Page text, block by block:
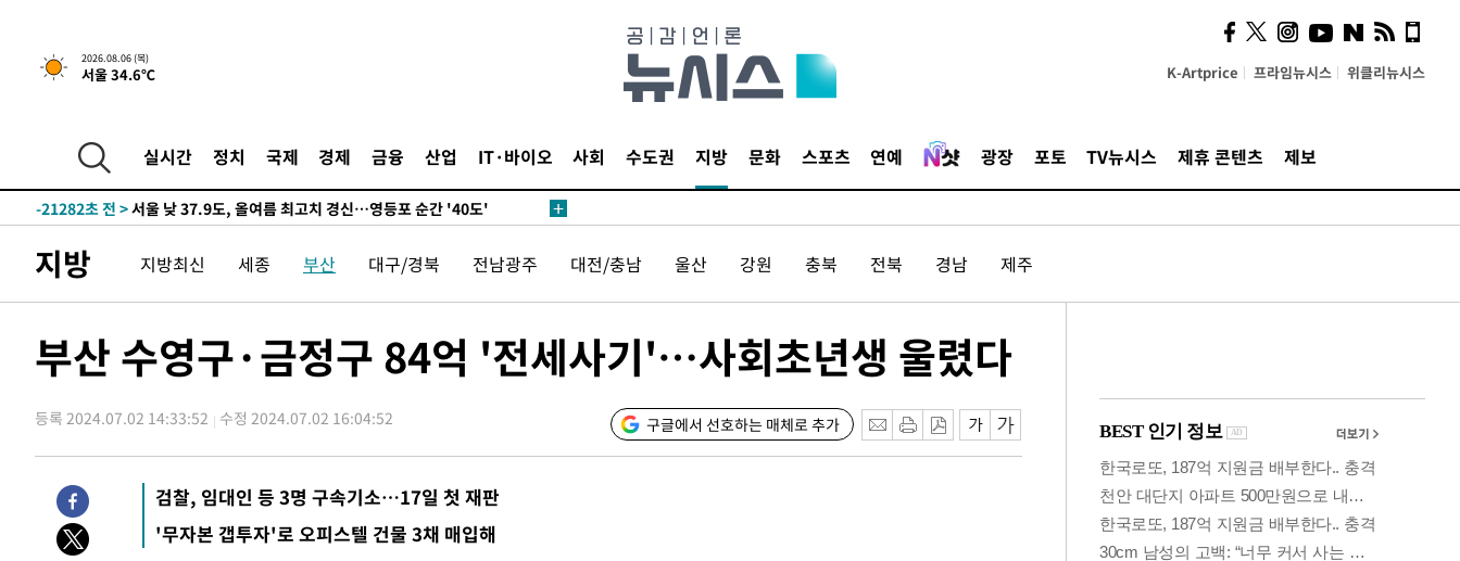
2026.08.06 (목)
서울 34.6℃ K-Artprice 프라임뉴시스 위클리뉴시스
실시간 정치 국제 경제 금융 산업 IT·바이오 사회 수도권 지방 문화 스포츠 연예 광장 포토 TV뉴시스 제휴 콘텐츠 제보
-22598초 전 >[속보]합참 "북, 동해상으로 미상 발사체 발사"
-21994초 전 >'낮 최고 39도' 불볕더위…한밤 열대야도 계속[내일날씨]
-21615초 전 >
"韓 외환시장 개입 관측 배경엔 美의 대한국 무역적자 있어"
-21442초 전 >
-21282초 전 >서울 낮 37.9도, 올여름 최고치 경신…영등포 순간 '40도'
-16939초 전 >
[속보]코스닥, 800p 회복…0.26% 오른 801.67 마감
-16869초 전 >[속보]코스피, 301.88포인트(4.58%) 내린 6296.38 마감
-14333초 전 >"여기 떨어졌다"…다누리, 스페이스X 로켓 달 충돌 흔적 포착
-3979초 전 >내일까지 39도 '펄펄'…기상청 "태풍 지나며 폭염 잠시 꺾인다"
-3616초 전 >트럼프, 한국계 진보 주지사 후보 맹공…"공산주의가 최대 위협"
-3594초 전 >
"美간섭에 합의 지연"…트럼프, '이란 호르무즈 통제권' 수용할까
-114초 전 >
[속보]산업장관 "李정부, 원전 반대 안해…안정 전력 위해 불가피"
19분 전 >
[속보]경찰, '홍명보 선임 논란' 대한축구협회·축구회관 등 압수수색
지방 지방최신 세종 부산 대구/경북 전남광주 대전/충남 울산 강원 충북 전북 경남 제주
부산 수영구·금정구 84억 '전세사기'…사회초년생 울렸다
등록 2024.07.02 14:33:52 수정 2024.07.02 16:04:52 구글에서 선호하는 매체로 추가
검찰, 임대인 등 3명 구속기소…17일 첫 재판
'무자본 갭투자'로 오피스텔 건물 3채 매입해
의견, 국토부·LH에 충실히
전달할 것"